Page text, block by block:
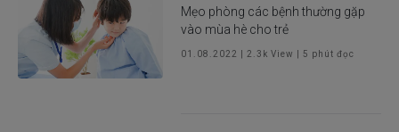
Mẹo phòng các bệnh thường gặp
vào mùa hè cho trẻ
01.08.2022 2.3k View |5 phút đọc